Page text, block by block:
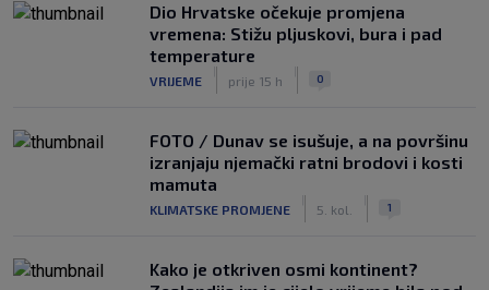
Dio Hrvatske očekuje promjena
vremena: Stižu pljuskovi, bura i pad
temperature
VRIJEME prije 15 h 0
FOTO / Dunav se isušuje, a na površinu
izranjaju njemački ratni brodovi i kosti
mamuta
KLIMATSKE PROMJENE 5. kol. 1
Kako je otkriven osmi kontinent?